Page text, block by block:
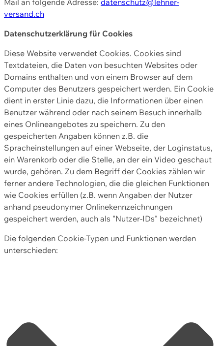
versand.ch
Datenschutzerklärung für Cookies
Diese Website verwendet Cookies. Cookies sind
Textdateien, die Daten von besuchten Websites oder
Domains enthalten und von einem Browser auf dem
Computer des Benutzers gespeichert werden. Ein Cookie
dient in erster Linie dazu, die Informationen über einen
Benutzer während oder nach seinem Besuch innerhalb
eines Onlineangebotes zu speichern. Zu den
gespeicherten Angaben können z.B. die
Spracheinstellungen auf einer Webseite, der Loginstatus,
ein Warenkorb oder die Stelle, an der ein Video geschaut
wurde, gehören. Zu dem Begriff der Cookies zählen wir
ferner andere Technologien, die die gleichen Funktionen
wie Cookies erfüllen (z.B. wenn Angaben der Nutzer
anhand pseudonymer Onlinekennzeichnungen
gespeichert werden, auch als "Nutzer-IDs" bezeichnet)
Die folgenden Cookie-Typen und Funktionen werden
unterschieden: